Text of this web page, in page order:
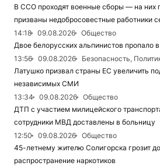
В ССО проходят военные сборы — на них
призваны недобросовестные работники
14:18
09.08.2026
Общество
Двое белорусских альпинистов пропало
13:56
09.08.2026
Безопасность,
Латушко призвал страны ЕС увеличить
независимых СМИ
13:34
09.08.2026
Общество
ДТП с участием милицейского
сотрудники МВД доставлены в больницу
12:50
09.08.2026
Общество
45-летнему жителю Солигорска грозит
распространение наркотиков